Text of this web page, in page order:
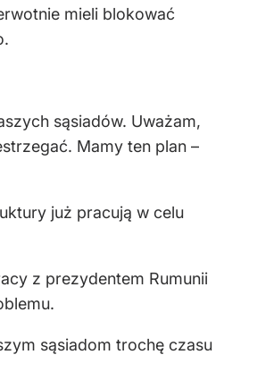
mieli blokować
sąsiadów. Uważam,
Mamy ten plan –
już pracują w celu
z prezydentem Rumunii
sąsiadom trochę czasu